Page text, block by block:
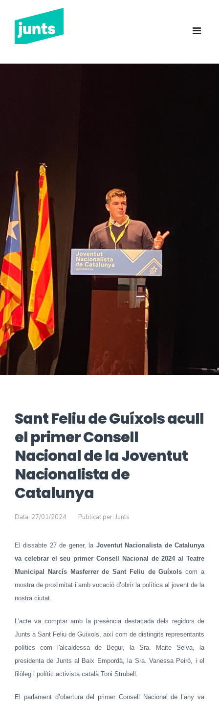
Junts Sant Feliu de
Guíxols
INICI
CONTACTE
Sant Feliu de Guíxols acull
el primer Consell
Nacional de la Joventut
Nacionalista de
Catalunya
Data: 27/01/2024 Publicat per: Junts
El dissabte 27 de gener, la Joventut Nacionalista de Catalunya
va celebrar el seu primer Consell Nacional de 2024 al Teatre
Municipal Narcís Masferrer de Sant Feliu de Guíxols com a
mostra de proximitat i amb vocació d’obrir la política al jovent de la
nostra ciutat.
L'acte va comptar amb la presència destacada dels regidors de
Junts a Sant Feliu de Guíxols, així com de distingits representants
polítics com l'alcaldessa de Begur, la Sra. Maite Selva, la
presidenta de Junts al Baix Empordà, la Sra. Vanessa Peiró, i el
filòleg i polític activista català Toni Strubell.
El parlament d’obertura del primer Consell Nacional de l’any va